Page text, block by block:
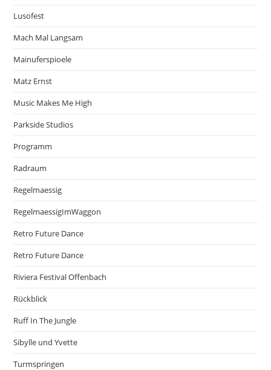
Lusofest
Mach Mal Langsam
Mainuferspioele
Matz Ernst
Music Makes Me High
Parkside Studios
Programm
Radraum
Regelmaessig
RegelmaessigImWaggon
Retro Future Dance
Retro Future Dance
Riviera Festival Offenbach
Rückblick
Ruff In The Jungle
Sibylle und Yvette
Turmspringen